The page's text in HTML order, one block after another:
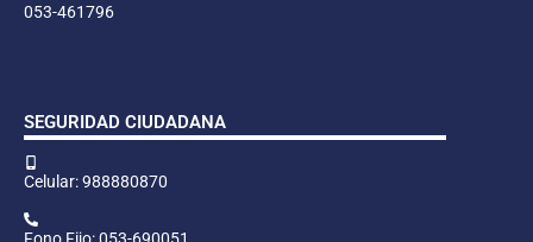
053-461796
SEGURIDAD CIUDADANA
Celular: 988880870
Fono Fijo: 053-690051